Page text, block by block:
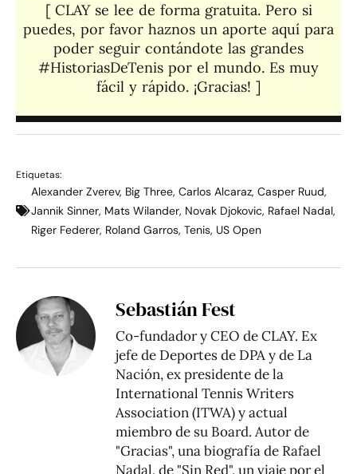
[ CLAY se lee de forma gratuita. Pero si
puedes, por favor haznos un aporte aquí para
poder seguir contándote las grandes
#HistoriasDeTenis por el mundo. Es muy
fácil y rápido. ¡Gracias! ]​
Etiquetas:
Alexander Zverev, Big Three, Carlos Alcaraz, Casper Ruud,
Jannik Sinner, Mats Wilander, Novak Djokovic, Rafael Nadal,
Riger Federer, Roland Garros, Tenis, US Open
Sebastián Fest
Co-fundador y CEO de CLAY. Ex
jefe de Deportes de DPA y de La
Nación, ex presidente de la
International Tennis Writers
Association (ITWA) y actual
miembro de su Board. Autor de
"Gracias", una biografía de Rafael
Nadal, de "Sin Red", un viaje por el